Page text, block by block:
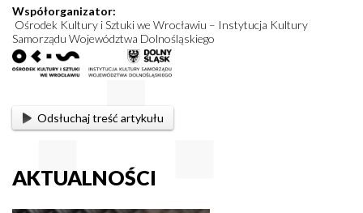
Współorganizator:
Ośrodek Kultury i Sztuki we Wrocławiu – Instytucja Kultury
Samorządu Województwa Dolnośląskiego
Odsłuchaj treść artykułu
AKTUALNOŚCI